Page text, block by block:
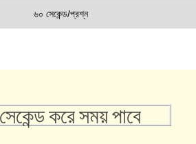
৬০ সেকেন্ড/প্রশ্ন
করে সময় পাবে